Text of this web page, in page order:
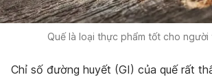
Quế là loại thực phẩm tốt cho người
Chỉ số đường huyết (GI) của quế rất